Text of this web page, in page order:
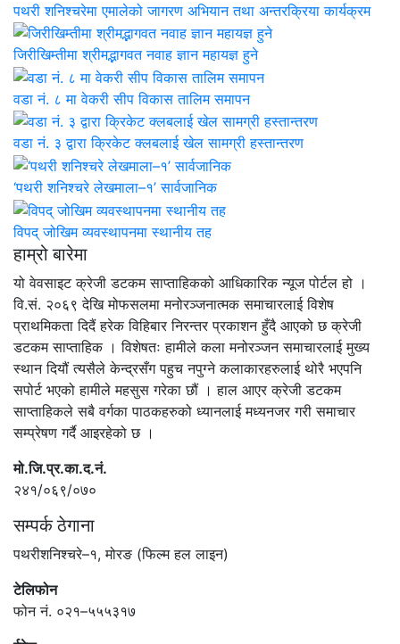
पथरी शनिश्चरेमा एमालेको जागरण अभियान तथा अन्तरक्रिया कार्यक्रम
जिरीखिम्तीमा श्रीमद्भागवत नवाह ज्ञान महायज्ञ हुने
वडा नं. ८ मा वेकरी सीप विकास तालिम समापन
वडा नं. ३ द्वारा क्रिकेट क्लबलाई खेल सामग्री हस्तान्तरण
‘पथरी शनिश्चरे लेखमाला–१’ सार्वजानिक
विपद् जोखिम व्यवस्थापनमा स्थानीय तह
हाम्रो बारेमा
यो वेवसाइट क्रेजी डटकम साप्ताहिकको आधिकारिक न्यूज पोर्टल हो ।
वि.सं. २०६९ देखि मोफसलमा मनोरञ्जनात्मक समाचारलाई विशेष
प्राथमिकता दिदैं हरेक विहिबार निरन्तर प्रकाशन हुँदै आएको छ क्रेजी
डटकम साप्ताहिक । विशेषतः हामीले कला मनोरञ्जन समाचारलाई मुख्य
स्थान दियौं त्यसैले केन्द्रसँग पहुच नपुग्ने कलाकारहरुलाई थोरै भएपनि
सपोर्ट भएको हामीले महसुस गरेका छौं । हाल आएर क्रेजी डटकम
साप्ताहिकले सबै वर्गका पाठकहरुको ध्यानलाई मध्यनजर गरी समाचार
सम्प्रेषण गर्दै आइरहेको छ ।
मो.जि.प्र.का.द.नं.
२४१/०६९/०७०
सम्पर्क ठेगाना
पथरीशनिश्चरे–१, मोरङ (फिल्म हल लाइन)
टेलिफोन
फोन नं. ०२१–५५५३१७